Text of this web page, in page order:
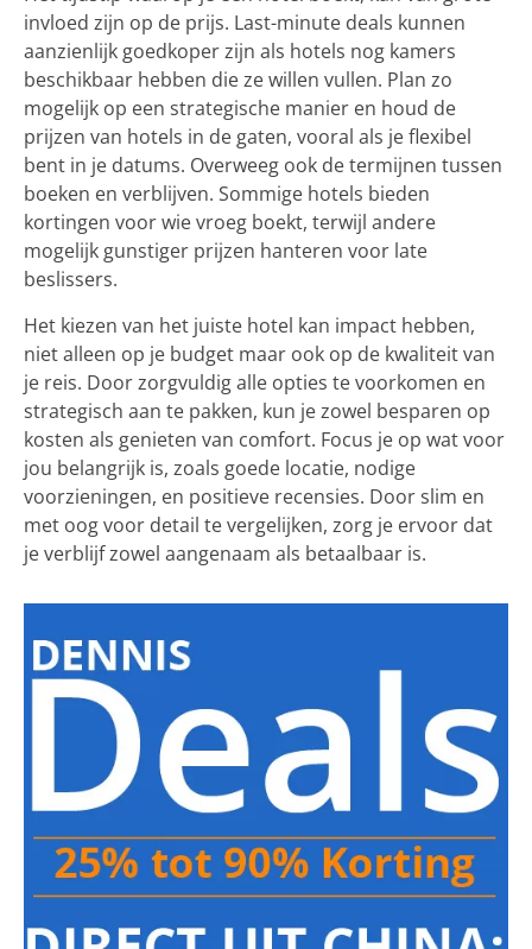
invloed zijn op de prijs. Last-minute deals kunnen
aanzienlijk goedkoper zijn als hotels nog kamers
beschikbaar hebben die ze willen vullen. Plan zo
mogelijk op een strategische manier en houd de
prijzen van hotels in de gaten, vooral als je flexibel
bent in je datums. Overweeg ook de termijnen tussen
boeken en verblijven. Sommige hotels bieden
kortingen voor wie vroeg boekt, terwijl andere
mogelijk gunstiger prijzen hanteren voor late
beslissers.
Het kiezen van het juiste hotel kan impact hebben,
niet alleen op je budget maar ook op de kwaliteit van
je reis. Door zorgvuldig alle opties te voorkomen en
strategisch aan te pakken, kun je zowel besparen op
kosten als genieten van comfort. Focus je op wat voor
jou belangrijk is, zoals goede locatie, nodige
voorzieningen, en positieve recensies. Door slim en
met oog voor detail te vergelijken, zorg je ervoor dat
je verblijf zowel aangenaam als betaalbaar is.